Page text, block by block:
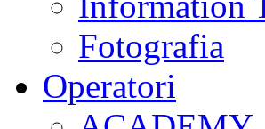
Fotografia
Operatori